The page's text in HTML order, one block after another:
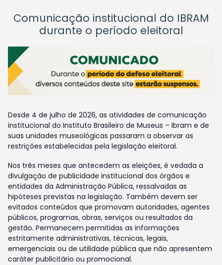
Comunicação institucional do IBRAM
durante o período eleitoral
Desde 4 de julho de 2026, as atividades de comunicação
institucional do Instituto Brasileiro de Museus – Ibram e de
suas unidades museológicas passaram a observar as
restrições estabelecidas pela legislação eleitoral.
Nos três meses que antecedem as eleições, é vedada a
divulgação de publicidade institucional dos órgãos e
entidades da Administração Pública, ressalvadas as
hipóteses previstas na legislação. Também devem ser
evitados conteúdos que promovam autoridades, agentes
públicos, programas, obras, serviços ou resultados da
gestão. Permanecem permitidas as informações
estritamente administrativas, técnicas, legais,
emergenciais ou de utilidade pública que não apresentem
caráter publicitário ou promocional.